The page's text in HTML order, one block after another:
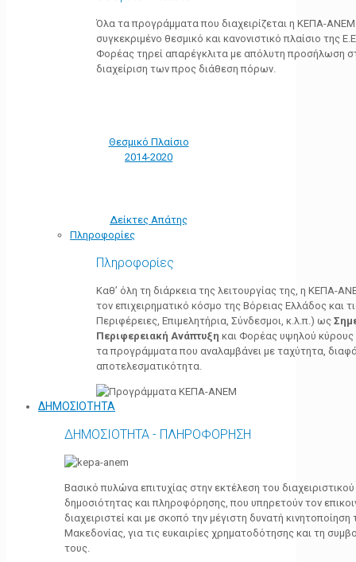
Όλα τα προγράμματα που διαχειρίζεται η ΚΕΠΑ-
συγκεκριμένο θεσμικό και κανονιστικό πλαίσιο της
Φορέας τηρεί απαρέγκλιτα με απόλυτη προσήλωση
διαχείριση των προς διάθεση πόρων.
Θεσμικό Πλαίσιο
2014-2020
Δείκτες Απάτης
Πληροφορίες
Πληροφορίες
Καθ’ όλη τη διάρκεια της λειτουργίας της, η ΚΕΠΑ-
τον επιχειρηματικό κόσμο της Βόρειας Ελλάδος και
Περιφέρειες, Επιμελητήρια, Σύνδεσμοι, κ.λ.π.) ως
Περιφερειακή Ανάπτυξη και Φορέας υψηλού κύρους
τα προγράμματα που αναλαμβάνει με ταχύτητα,
αποτελεσματικότητα.
ΔΗΜΟΣΙΟΤΗΤΑ
ΔΗΜΟΣΙΟΤΗΤΑ - ΠΛΗΡΟΦΟΡΗΣΗ
Βασικό πυλώνα επιτυχίας στην εκτέλεση του
δημοσιότητας και πληροφόρησης, που υπηρετούν τον
διαχειριστεί και με σκοπό την μέγιστη δυνατή
Μακεδονίας, για τις ευκαιρίες χρηματοδότησης και τη
τους.